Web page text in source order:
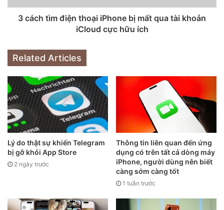
Đểkhởi động lại iPhone X, bạn nhấn giữ vào 2 phím điều
chỉnh âm lượng và nút bên hông phải đến khi biểu
xuất hiện trên màn hình.
3. Tăng độ nhận diện khuôn mặt
3 cách tìm điện thoại iPhone bị mất qua tài khoản
iCloud cực hữu ích
Related Articles
Lý do thật sự khiến Telegram
bị gỡ khỏi App Store
2 ngày trước
Thông tin liên quan đến ứng
dụng có trên tất cả dòng máy
iPhone, người dùng nên biết
càng sớm càng tốt
1 tuần trước